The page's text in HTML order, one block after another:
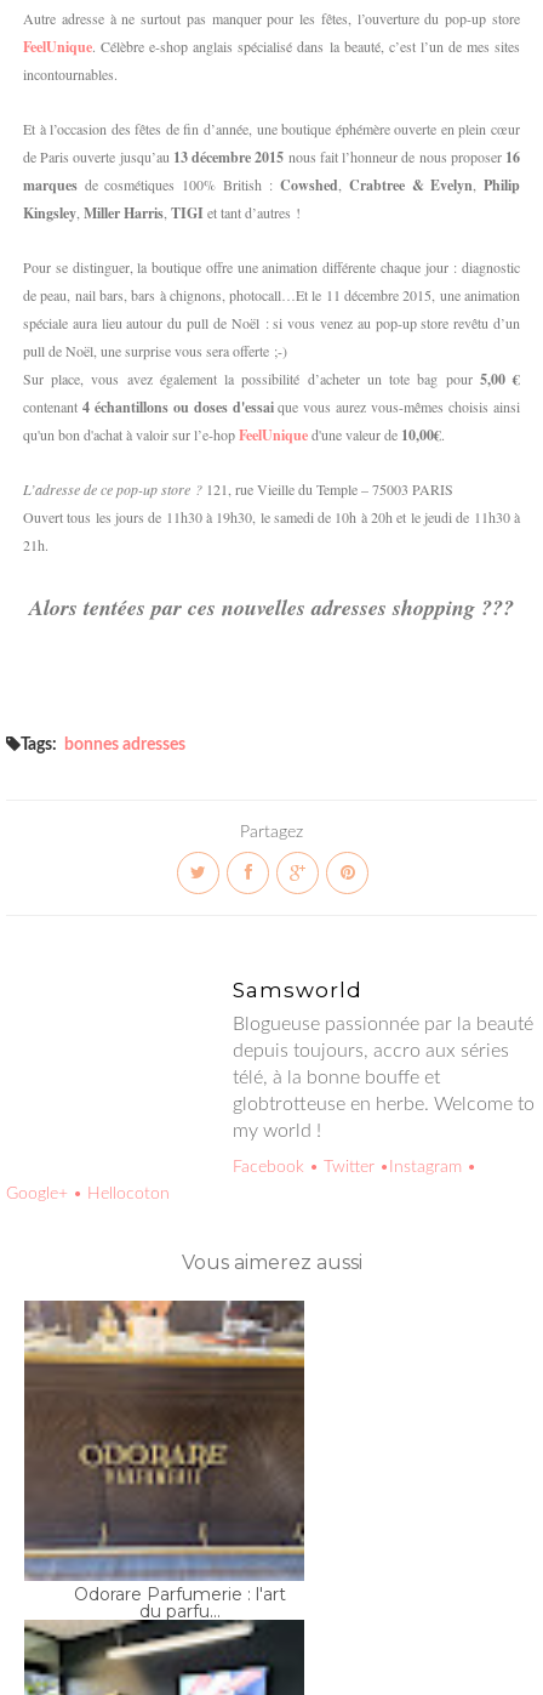
Autre adresse à ne surtout pas manquer pour les fêtes, l’ouverture du pop-up store
FeelUnique. Célèbre e-shop anglais spécialisé dans la beauté, c’est l’un de mes sites
incontournables.
Et à l’occasion des fêtes de fin d’année, une boutique éphémère ouverte en plein cœur
de Paris ouverte jusqu’au 13 décembre 2015 nous fait l’honneur de nous proposer 16
marques de cosmétiques 100% British :Cowshed Crabtree & Evelyn ,Philip
Kingsley Miller Harris TIGI et tant d’autres !
Pour se distinguer, la boutique offre une animation différente chaque jour : diagnostic
de peau, nail bars, bars à chignons, photocall…Et le 11 décembre 2015, une animation
spéciale aura lieu autour du pull de Noël : si vous venez au pop-up store revêtu d’un
pull de Noël, une surprise vous sera offerte ;-)
Sur place, vous avez également la possibilité d’acheter un tote bag pour 5,00 €
contenant 4 échantillons ou doses d'essaique vous aurez vous-mêmes choisis ainsi
qu'un bon d'achat à valoir sur l’e-hopFeelUniqued'une valeur de 10,00€.
L’adresse de ce pop-up store ? 121, rue Vieille du Temple – 75003 PARIS
Ouvert tous les jours de 11h30 à 19h30, le samedi de 10h à 20h et le jeudi de 11h30 à
21h.
Alors tentées par ces nouvelles adresses shopping ???
Tags: bonnes adresses
Partagez
Samsworld
Blogueuse passionnée par la beauté
depuis toujours, accro aux séries
télé, à la bonne bouffe et
globtrotteuse en herbe. Welcome to
my world !
Facebook • Twitter •Instagram •
Google+ • Hellocoton
Vous aimerez aussi
Odorare Parfumerie : l'art
du parfu...